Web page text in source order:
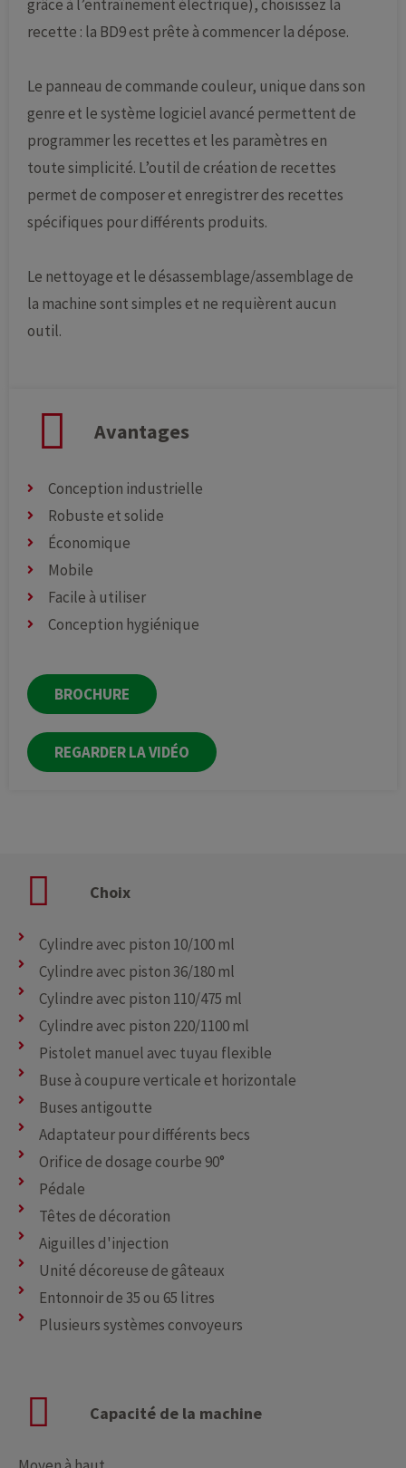
grâce à l’entraînement électrique), choisissez la
recette : la BD9 est prête à commencer la dépose.
Le panneau de commande couleur, unique dans son
genre et le système logiciel avancé permettent de
programmer les recettes et les paramètres en
toute simplicité. L’outil de création de recettes
permet de composer et enregistrer des recettes
spécifiques pour différents produits.
Le nettoyage et le désassemblage/assemblage de
la machine sont simples et ne requièrent aucun
outil.
Avantages
Conception industrielle
Robuste et solide
Économique
Mobile
Facile à utiliser
Conception hygiénique
BROCHURE
REGARDER LA VIDÉO
Choix
Cylindre avec piston 10/100 ml
Cylindre avec piston 36/180 ml
Cylindre avec piston 110/475 ml
Cylindre avec piston 220/1100 ml
Pistolet manuel avec tuyau flexible
Buse à coupure verticale et horizontale
Buses antigoutte
Adaptateur pour différents becs
Orifice de dosage courbe 90°
Pédale
Têtes de décoration
Aiguilles d'injection
Unité décoreuse de gâteaux
Entonnoir de 35 ou 65 litres
Plusieurs systèmes convoyeurs
Capacité de la machine